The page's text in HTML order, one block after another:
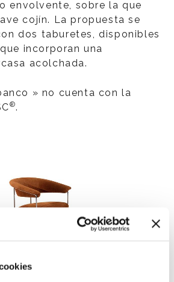
envolvente, sobre la que
cojín. La propuesta se
dos taburetes, disponibles
incorporan una
acolchada.
» no cuenta con la
®.